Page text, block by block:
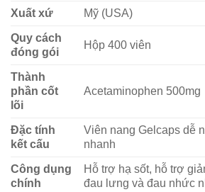
Xuất xứ Mỹ (USA)
Quy cách
đóng gói
Hộp 400 viên
Thành
phần cốt
lõi
Acetaminophen 500mg
Đặc tính
kết cấu
Viên nang Gelcaps dễ
nhanh
Công dụng
chính
Hỗ trợ hạ sốt, hỗ trợ
đau lưng và đau nhức